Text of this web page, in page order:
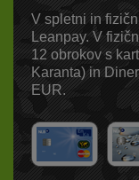
V spletni in
Leanpay. V
12 obrokov s
Karanta) in
EUR.